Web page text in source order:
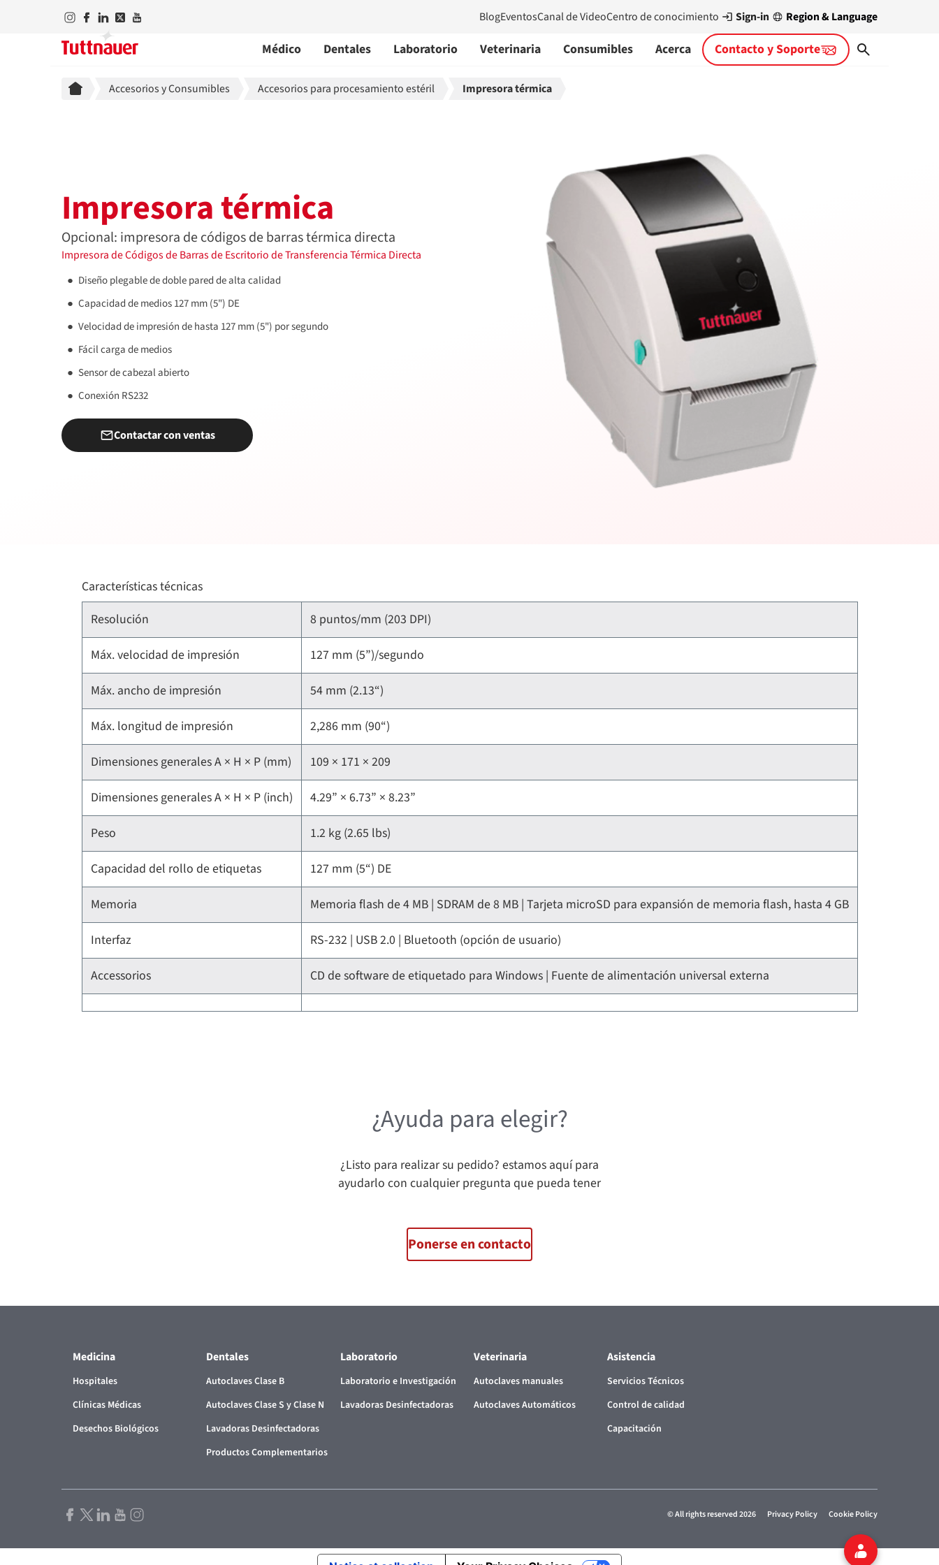
BlogEventosCanal de VideoCentro de conocimiento Sign-in Region & Language
Médico Dentales Laboratorio Veterinaria Consumibles Acerca Contacto y Soporte
Breadcrumb
Accesorios y Consumibles Accesorios para procesamiento estéril Impresora térmica
Impresora térmica
Opcional: impresora de códigos de barras térmica directa
Impresora de Códigos de Barras de Escritorio de Transferencia Térmica Directa
Diseño plegable de doble pared de alta calidad
Capacidad de medios 127 mm (5") DE
Velocidad de impresión de hasta 127 mm (5") por segundo
Fácil carga de medios
Sensor de cabezal abierto
Conexión RS232
Contactar con ventas
Características técnicas
Resolución
8 puntos/mm (203 DPI)
Máx. velocidad de impresión 127 mm (5”)/segundo
Máx. ancho de impresión 54 mm (2.13“)
Máx. longitud de impresión 2,286 mm (90“)
Dimensiones generales A × H × P (mm) 109 × 171 × 209
Dimensiones generales A × H × P (inch) 4.29” × 6.73” × 8.23”
Peso 1.2 kg (2.65 lbs)
Capacidad del rollo de etiquetas 127 mm (5“) DE
Memoria Memoria flash de 4 MB | SDRAM de 8 MB | Tarjeta microSD para expansión de memoria flash, hasta 4 GB
Interfaz RS-232 | USB 2.0 | Bluetooth (opción de usuario)
Accessorios CD de software de etiquetado para Windows | Fuente de alimentación universal externa
¿Ayuda para elegir?
¿Listo para realizar su pedido? estamos aquí para
ayudarlo con cualquier pregunta que pueda tener
Ponerse en contacto
Medicina
Hospitales
Clínicas Médicas
Desechos Biológicos
Dentales
Autoclaves Clase B
Autoclaves Clase S y Clase N
Lavadoras Desinfectadoras
Productos Complementarios
Laboratorio
Laboratorio e Investigación
Lavadoras Desinfectadoras
Veterinaria
Autoclaves manuales
Autoclaves Automáticos
Asistencia
Servicios Técnicos
Control de calidad
Capacitación
© All rights reserved 2026 Privacy Policy Cookie Policy